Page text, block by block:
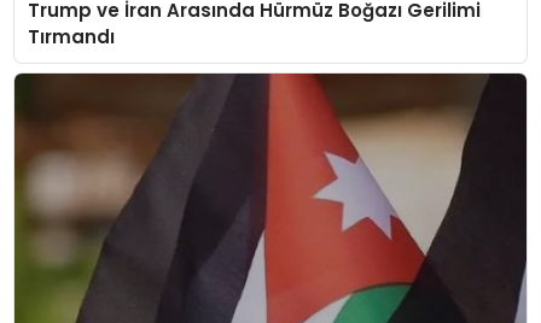
Trump ve İran Arasında Hürmüz Boğazı Gerilimi
Tırmandı